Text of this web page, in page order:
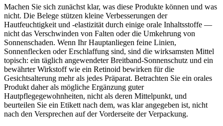
Machen Sie sich zunächst klar, was diese Produkte können und was
nicht. Die Belege stützen kleine Verbesserungen der
Hautfeuchtigkeit und -elastizität durch einige orale Inhaltsstoffe —
nicht das Verschwinden von Falten oder die Umkehrung von
Sonnenschaden. Wenn Ihr Hauptanliegen feine Linien,
Sonnenflecken oder Erschlaffung sind, sind die wirksamsten Mittel
topisch: ein täglich angewendeter Breitband-Sonnenschutz und ein
bewährter Wirkstoff wie ein Retinoid bewirken für die
Gesichtsalterung mehr als jedes Präparat. Betrachten Sie ein orales
Produkt daher als mögliche Ergänzung guter
Hautpflegegewohnheiten, nicht als deren Mittelpunkt, und
beurteilen Sie ein Etikett nach dem, was klar angegeben ist, nicht
nach den Versprechen auf der Vorderseite der Verpackung.